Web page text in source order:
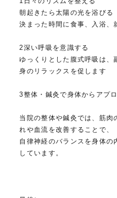
朝起きたら太陽の光を浴びる
決まった時間に食事、入浴、
2深い呼吸を意識する
ゆっくりとした腹式呼吸は、
身のリラックスを促します
3整体・鍼灸で身体からアプ
当院の整体や鍼灸では、筋肉
れや血流を改善することで、
自律神経のバランスを身体の
しています。